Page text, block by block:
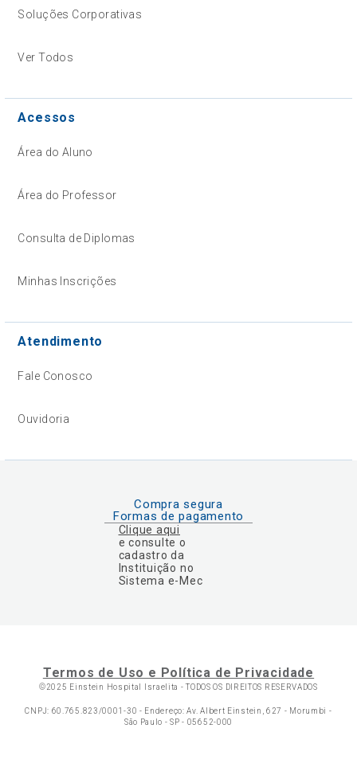
Soluções Corporativas
Ver Todos
Acessos
Área do Aluno
Área do Professor
Consulta de Diplomas
Minhas Inscrições
Atendimento
Fale Conosco
Ouvidoria
Compra segura
Formas de pagamento
Clique aqui
e consulte o
cadastro da
Instituição no
Sistema e-Mec
Termos de Uso e Política de Privacidade
©2025 Einstein Hospital Israelita -TODOS OS DIREITOS RESERVADOS
CNPJ: 60.765.823/0001-30 - Endereço: Av. Albert Einstein, 627 - Morumbi -
São Paulo - SP - 05652-000